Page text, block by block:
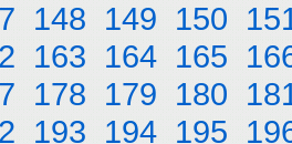
148 149 150
163 164 165
178 179 180
193 194 195